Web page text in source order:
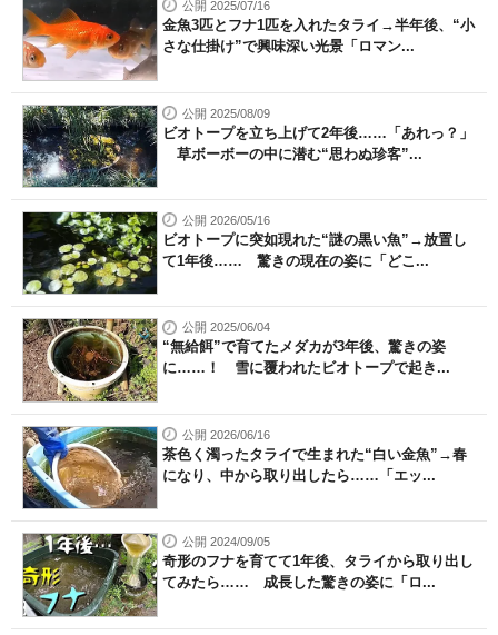
公開 2025/07/16
金魚3匹とフナ1匹を入れたタライ→半年後、“小
さな仕掛け”で興味深い光景「ロマン...
公開 2025/08/09
ビオトープを立ち上げて2年後……「あれっ？」
草ボーボーの中に潜む“思わぬ珍客”...
公開 2026/05/16
ビオトープに突如現れた“謎の黒い魚”→放置し
て1年後…… 驚きの現在の姿に「どこ...
公開 2025/06/04
“無給餌”で育てたメダカが3年後、驚きの姿
に……！ 雪に覆われたビオトープで起き...
公開 2026/06/16
茶色く濁ったタライで生まれた“白い金魚”→春
になり、中から取り出したら……「エッ...
公開 2024/09/05
奇形のフナを育てて1年後、タライから取り出し
てみたら…… 成長した驚きの姿に「ロ...